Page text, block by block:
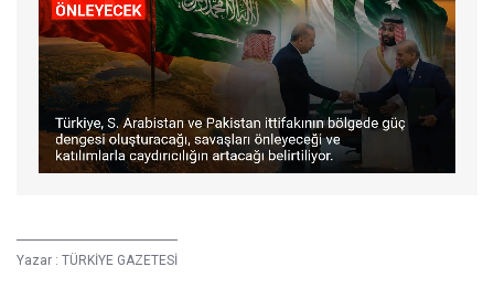
Yazar : TÜRKİYE GAZETESİ